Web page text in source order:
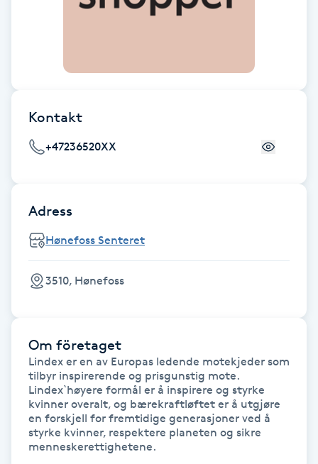
Diamantslipning
Extensions
Extensions borttagning
Eyeliner-tatuering
Face framing
Faceliftmassage
Fet hårbotten
Kontakt
+47236520XX
Adress
Hønefoss Senteret
3510, Hønefoss
Om företaget
Lindex er en av Europas ledende motekjeder som
tilbyr inspirerende og prisgunstig mote.
Lindex`høyere formål er å inspirere og styrke
kvinner overalt, og bærekraftløftet er å utgjøre
en forskjell for fremtidige generasjoner ved å
styrke kvinner, respektere planeten og sikre
menneskerettighetene.